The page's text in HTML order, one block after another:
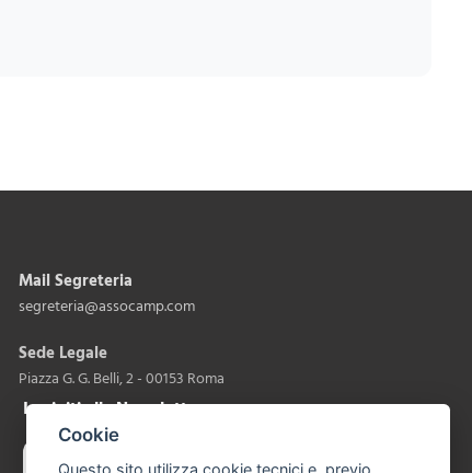
Mail Segreteria
segreteria@assocamp.com
Sede Legale
Piazza G. G. Belli, 2 - 00153 Roma
Iscriviti alla Newsletter
Cookie